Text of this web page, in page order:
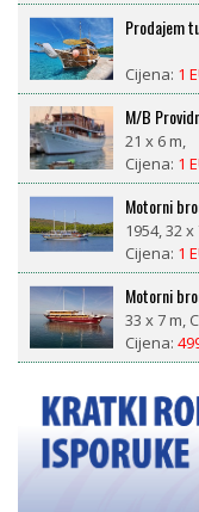
Prodajem
Cijena: 1
M/B
21 x 6 m,
Cijena: 1
Motorni
1954, 32
Cijena: 1
Motorni
33 x 7 m,
Cijena:
1981, 8,4
Cijena:
radnih